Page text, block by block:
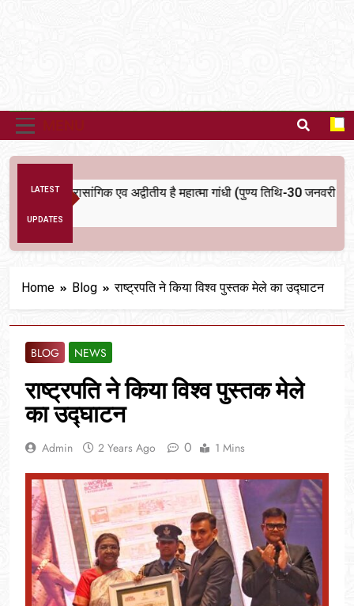
LATEST
UPDATES
भारतीय राजनीति में आज भी प्रासांगिक एव अद्वीतीय है महात्मा गांधी (पुण्य तिथि-30 जनवरी पर
Home Blog राष्ट्रपति ने किया विश्व पुस्तक मेले का उद्घाटन
BLOG NEWS
राष्ट्रपति ने किया विश्व पुस्तक मेले
का उद्घाटन
Admin 2 Years Ago 0 1 Mins